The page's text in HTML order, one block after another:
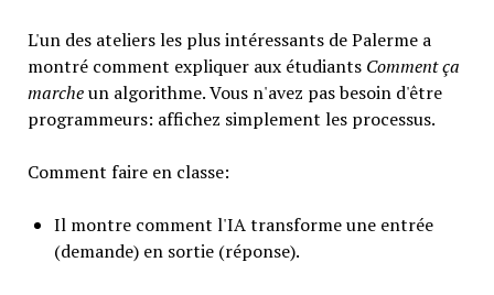
L'un des ateliers les plus intéressants de Palerme a
montré comment expliquer aux étudiants Comment ça
marcheun algorithme. Vous n'avez pas besoin d'être
programmeurs: affichez simplement les processus.
Comment faire en classe:
Il montre comment l'IA transforme une entrée
(demande) en sortie (réponse).